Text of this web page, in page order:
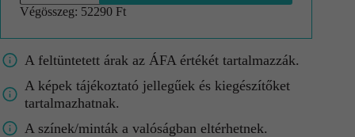
Végösszeg: 52290 Ft
A feltüntetett árak az ÁFA értékét tartalmazzák.
A képek tájékoztató jellegűek és kiegészítőket
tartalmazhatnak.
A színek/minták a valóságban eltérhetnek.